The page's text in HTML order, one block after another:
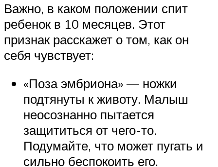
Важно, в каком положении спит
ребенок в 10 месяцев. Этот
признак расскажет о том, как он
себя чувствует:
«Поза эмбриона» — ножки
подтянуты к животу. Малыш
неосознанно пытается
защититься от чего-то.
Подумайте, что может пугать и
сильно беспокоить его.